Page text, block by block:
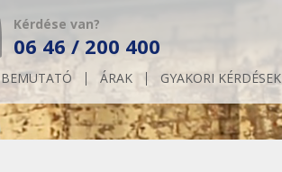
BEMUTATÓ ÁRAK GYAKORI KÉRDÉSEK
Kérdése van?
06 46 / 200 400